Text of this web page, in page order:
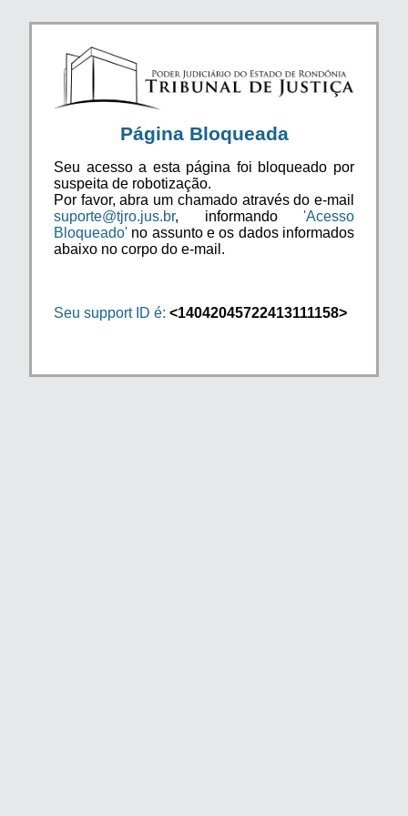
Página Bloqueada
Seu acesso a esta página foi bloqueado por
suspeita de robotização.
Por favor, abra um chamado através do e-mail
suporte@tjro.jus.br, informando 'Acesso
Bloqueado' no assunto e os dados informados
abaixo no corpo do e-mail.
Seu support ID é: <14042045722413111158>